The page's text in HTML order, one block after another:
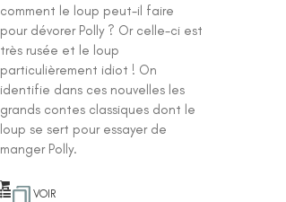
comment le loup peut-il faire
pour dévorer Polly ? Or celle-ci est
très rusée et le loup
particulièrement idiot ! On
identifie dans ces nouvelles les
grands contes classiques dont le
loup se sert pour essayer de
manger Polly.
VOIR